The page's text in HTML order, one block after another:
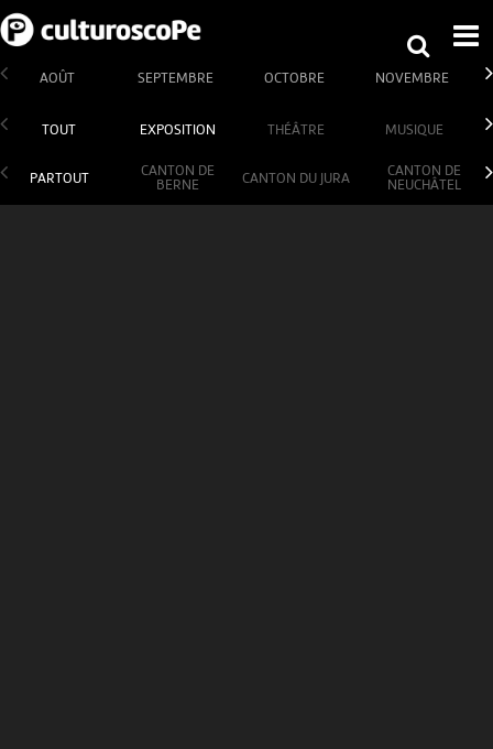
AOÛT SEPTEMBRE OCTOBRE NOVEMBRE
TOUT EXPOSITION THÉÂTRE MUSIQUE
PARTOUT
CANTON DE
BERNE
CANTON DU JURA
CANTON DE
NEUCHÂTEL